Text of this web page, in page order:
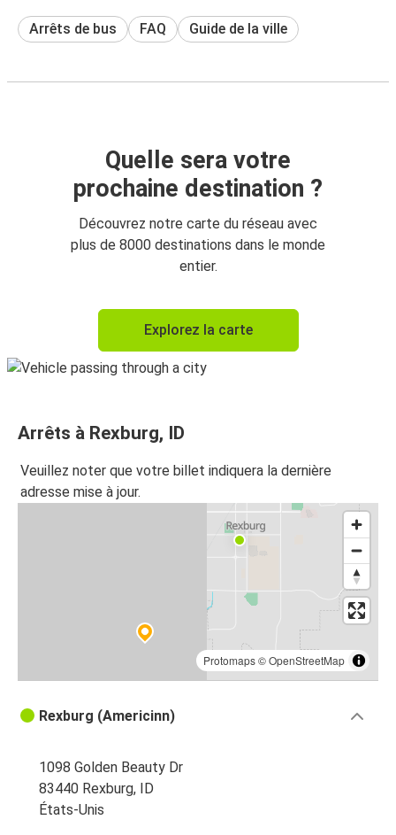
Arrêts de bus FAQ Guide de la ville
Quelle sera votre
prochaine destination ?
Découvrez notre carte du réseau avec
plus de 8000 destinations dans le monde
entier.
Explorez la carte
Arrêts à Rexburg, ID
Veuillez noter que votre billet indiquera la dernière
adresse mise à jour.
Protomaps©OpenStreetMap
Rexburg (Americinn)
1098 Golden Beauty Dr
83440 Rexburg, ID
États-Unis